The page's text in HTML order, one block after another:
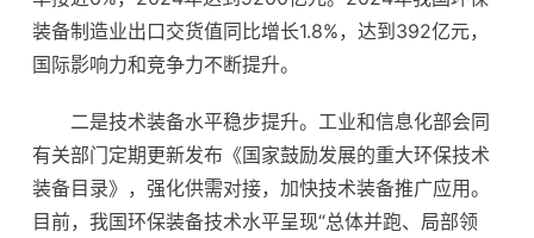
装备制造业出口交货值同比增长1.8%，达到392亿元，
国际影响力和竞争力不断提升。
二是技术装备水平稳步提升。工业和信息化部会同
有关部门定期更新发布《国家鼓励发展的重大环保技术
装备目录》，强化供需对接，加快技术装备推广应用。
目前，我国环保装备技术水平呈现“总体并跑、局部领